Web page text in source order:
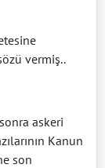
vermiş..
askeri
Kanun
son